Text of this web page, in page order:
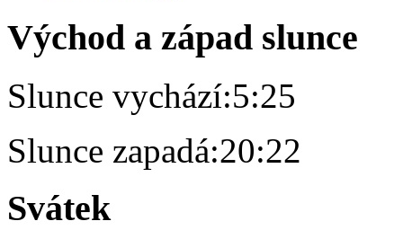
Východ a západ slunce
Slunce vychází:5:25
Slunce zapadá:20:22
Svátek